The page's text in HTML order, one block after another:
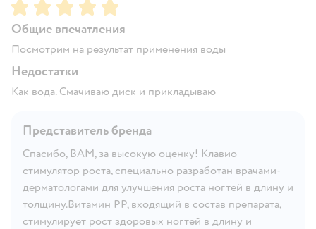
Рейтинг:5
Общие впечатления
Посмотрим на результат применения воды
Недостатки
Как вода. Смачиваю диск и прикладываю
Представитель бренда
Спасибо, ВАМ, за высокую оценку! Клавио
стимулятор роста, специально разработан врачами-
дерматологами для улучшения роста ногтей в длину и
толщину.Витамин РР, входящий в состав препарата,
стимулирует рост здоровых ногтей в длину и